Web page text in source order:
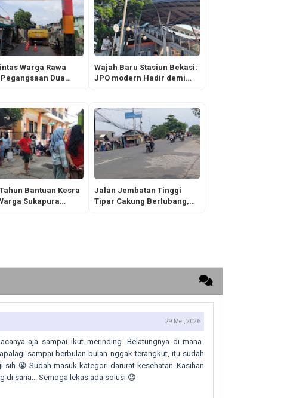
Warga Rawa
Dua
Wajah Baru Stasiun Bekasi:
JPO modern Hadir demi
Bantuan Kesra
Sukapura
Jalan Jembatan Tinggi
Tipar Cakung Berlubang,
29 Mei, 2026
aja sampai ikut merinding. Belatungnya di mana-
sampai berbulan-bulan nggak terangkut, itu sudah
sih 😭 Sudah masuk kategori darurat kesehatan. Kasihan
di sana... Semoga lekas ada solusi 😟